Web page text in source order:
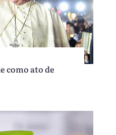
como ato de